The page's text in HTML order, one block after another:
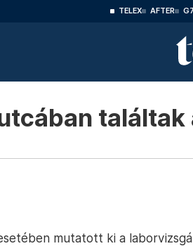
TELEX AFTER G7
mutatott ki a